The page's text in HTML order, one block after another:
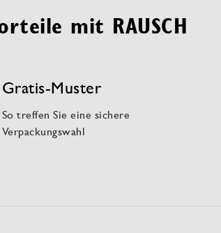
mit RAUSCH
Gratis-Muster
So treffen Sie eine sichere
Verpackungswahl